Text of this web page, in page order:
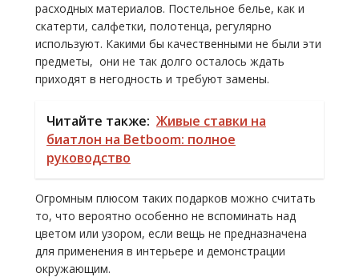
расходных материалов. Постельное белье, как и
скатерти, салфетки, полотенца, регулярно
используют. Какими бы качественными не были эти
предметы, они не так долго осталось ждать
приходят в негодность и требуют замены.
Читайте также: Живые ставки на
биатлон на Betboom: полное
руководство
Огромным плюсом таких подарков можно считать
то, что вероятно особенно не вспоминать над
цветом или узором, если вещь не предназначена
для применения в интерьере и демонстрации
окружающим.